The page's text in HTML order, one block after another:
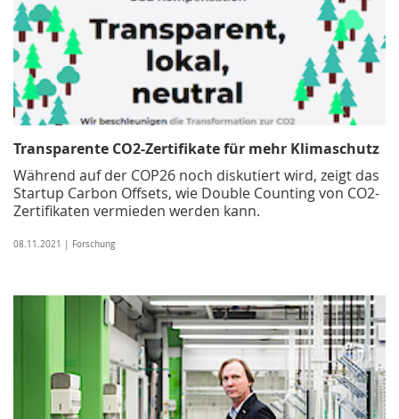
Transparente CO2-Zertifikate für mehr Klimaschutz
Während auf der COP26 noch diskutiert wird, zeigt das
Startup Carbon Offsets, wie Double Counting von CO2-
Zertifikaten vermieden werden kann.
08.11.2021 | Forschung